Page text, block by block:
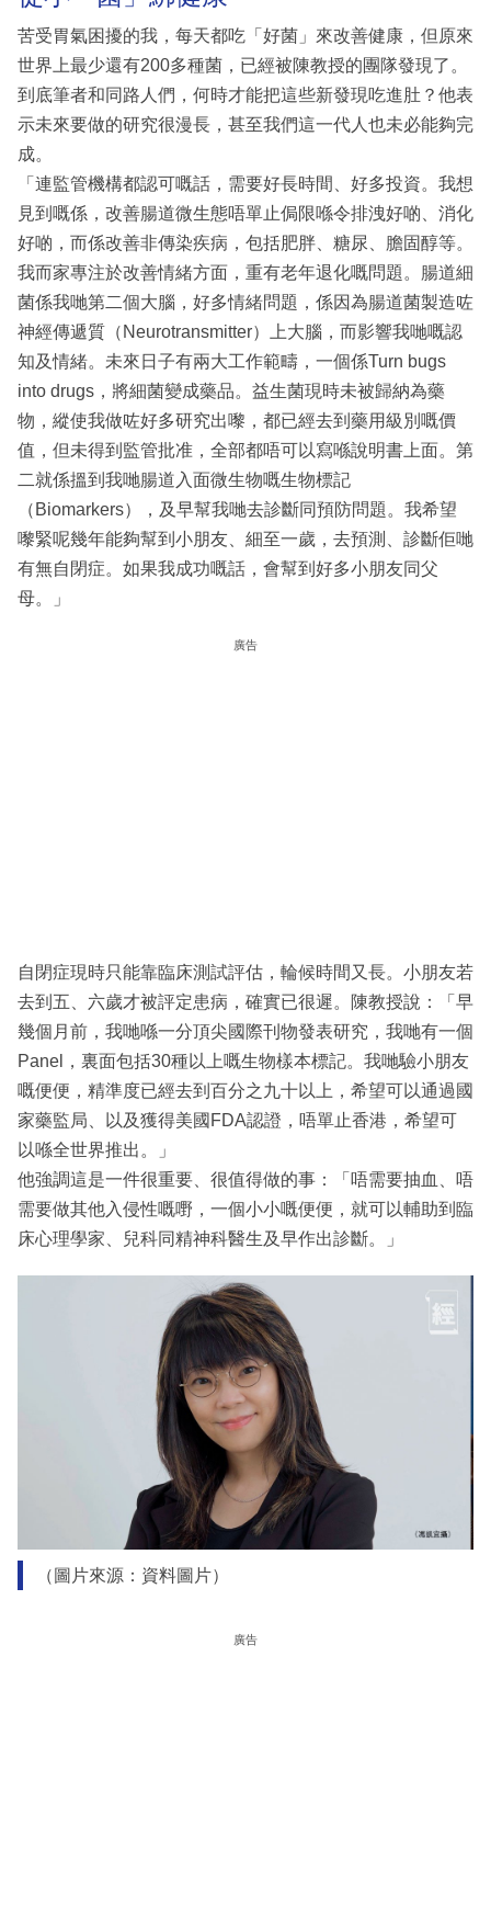
苦受胃氣困擾的我，每天都吃「好菌」來改善健康，但原來
世界上最少還有200多種菌，已經被陳教授的團隊發現了。
到底筆者和同路人們，何時才能把這些新發現吃進肚？他表
示未來要做的研究很漫長，甚至我們這一代人也未必能夠完
成。
「連監管機構都認可嘅話，需要好長時間、好多投資。我想
見到嘅係，改善腸道微生態唔單止侷限喺令排洩好啲、消化
好啲，而係改善非傳染疾病，包括肥胖、糖尿、膽固醇等。
我而家專注於改善情緒方面，重有老年退化嘅問題。腸道細
菌係我哋第二個大腦，好多情緒問題，係因為腸道菌製造咗
神經傳遞質（Neurotransmitter）上大腦，而影響我哋嘅認
知及情緒。未來日子有兩大工作範疇，一個係Turn bugs
into drugs，將細菌變成藥品。益生菌現時未被歸納為藥
物，縱使我做咗好多研究出嚟，都已經去到藥用級別嘅價
值，但未得到監管批准，全部都唔可以寫喺說明書上面。第
二就係搵到我哋腸道入面微生物嘅生物標記
（Biomarkers），及早幫我哋去診斷同預防問題。我希望
嚟緊呢幾年能夠幫到小朋友、細至一歲，去預測、診斷佢哋
有無自閉症。如果我成功嘅話，會幫到好多小朋友同父
母。」
廣告
自閉症現時只能靠臨床測試評估，輪候時間又長。小朋友若
去到五、六歲才被評定患病，確實已很遲。陳教授說：「早
幾個月前，我哋喺一分頂尖國際刊物發表研究，我哋有一個
Panel，裏面包括30種以上嘅生物樣本標記。我哋驗小朋友
嘅便便，精準度已經去到百分之九十以上，希望可以通過國
家藥監局、以及獲得美國FDA認證，唔單止香港，希望可
以喺全世界推出。」
他強調這是一件很重要、很值得做的事：「唔需要抽血、唔
需要做其他入侵性嘅嘢，一個小小嘅便便，就可以輔助到臨
床心理學家、兒科同精神科醫生及早作出診斷。」
（圖片來源：資料圖片）
廣告